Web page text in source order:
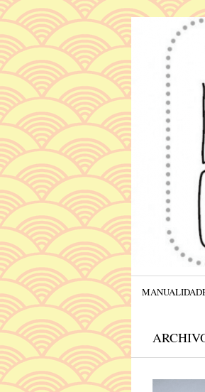
Menú
SALTAR AL